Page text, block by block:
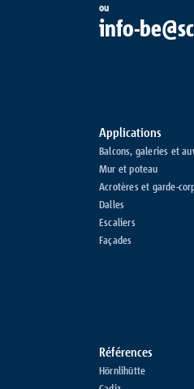
ou
info-
Applications
Balcons, galeries et
Mur et poteau
Acrotères et garde-
Dalles
Escaliers
Façades
Références
Hörnlihütte